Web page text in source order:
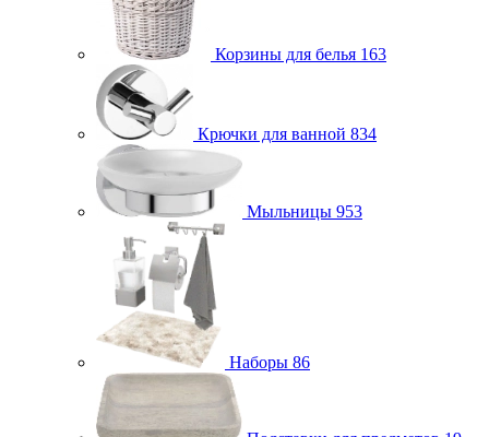
Корзины для белья 163
Крючки для ванной 834
Мыльницы 953
Наборы 86